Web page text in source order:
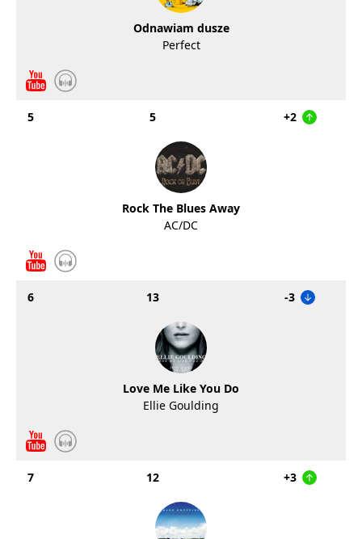
Odnawiam dusze
Perfect
5 5 +2
Rock The Blues Away
AC/DC
6 13 -3
Love Me Like You Do
Ellie Goulding
7 12 +3